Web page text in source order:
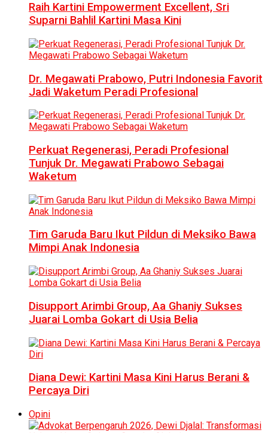
Raih Kartini Empowerment Excellent, Sri
Suparni Bahlil Kartini Masa Kini
Dr. Megawati Prabowo, Putri Indonesia Favorit
Jadi Waketum Peradi Profesional
Perkuat Regenerasi, Peradi Profesional
Tunjuk Dr. Megawati Prabowo Sebagai
Waketum
Tim Garuda Baru Ikut Pildun di Meksiko Bawa
Mimpi Anak Indonesia
Disupport Arimbi Group, Aa Ghaniy Sukses
Juarai Lomba Gokart di Usia Belia
Diana Dewi: Kartini Masa Kini Harus Berani &
Percaya Diri
Opini